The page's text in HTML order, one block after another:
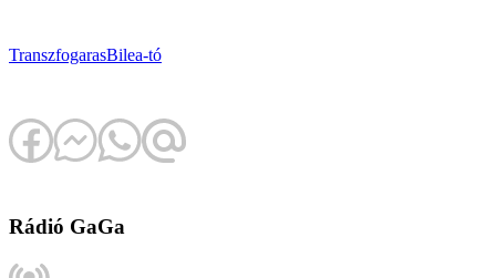
TranszfogarasBilea-tó
Rádió GaGa